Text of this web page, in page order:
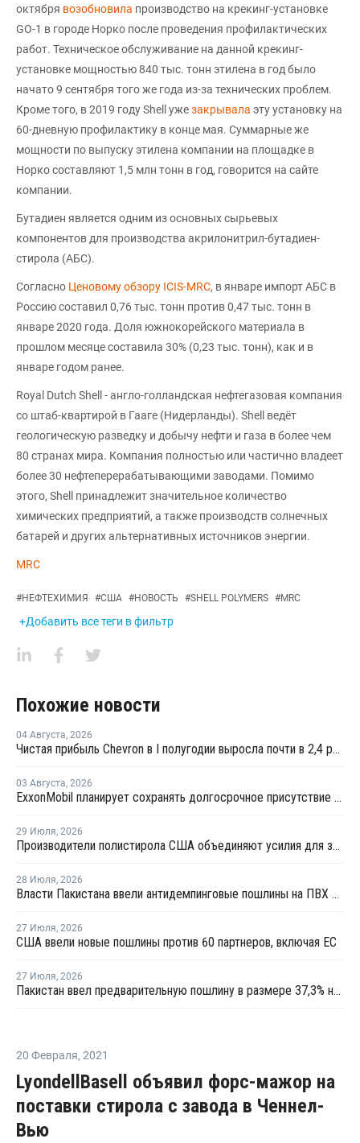
октября возобновила производство на крекинг-установке
GO-1 в городе Норко после проведения профилактических
работ. Техническое обслуживание на данной крекинг-
установке мощностью 840 тыс. тонн этилена в год было
начато 9 сентября того же года из-за технических проблем.
Кроме того, в 2019 году Shell ужезакрывала эту установку на
60-дневную профилактику в конце мая. Суммарные же
мощности по выпуску этилена компании на площадке в
Норко составляют 1,5 млн тонн в год, говорится на сайте
компании.
Бутадиен является одним из основных сырьевых
компонентов для производства акрилонитрил-бутадиен-
стирола (АБС).
Согласно Ценовому обзору ICIS-MRC, в январе импорт АБС в
Россию составил 0,76 тыс. тонн против 0,47 тыс. тонн в
январе 2020 года. Доля южнокорейского материала в
прошлом месяце составила 30% (0,23 тыс. тонн), как и в
январе годом ранее.
Royal Dutch Shell - англо-голландская нефтегазовая компания
со штаб-квартирой в Гааге (Нидерланды). Shell ведёт
геологическую разведку и добычу нефти и газа в более чем
80 странах мира. Компания полностью или частично владеет
более 30 нефтеперерабатывающими заводами. Помимо
этого, Shell принадлежит значительное количество
химических предприятий, а также производств солнечных
батарей и других альтернативных источников энергии.
MRC
#НЕФТЕХИМИЯ #США #НОВОСТЬ #SHELL POLYMERS #MRC
+Добавить все теги в фильтр
Похожие новости
04 Августа, 2026
Чистая прибыль Chevron в I полугодии выросла почти в 2,4 раза
03 Августа, 2026
ExxonMobil планирует сохранять долгосрочное присутствие в Казахстане
29 Июля, 2026
Производители полистирола США объединяют усилия для защиты рынка от экологических ограничений
28 Июля, 2026
Власти Пакистана ввели антидемпинговые пошлины на ПВХ из США и Индонезии
27 Июля, 2026
США ввели новые пошлины против 60 партнеров, включая ЕС
27 Июля, 2026
Пакистан ввел предварительную пошлину в размере 37,3% на ПВХ
20 Февраля, 2021
LyondellBasell объявил форс-мажор на
поставки стирола с завода в Ченнел-
Вью